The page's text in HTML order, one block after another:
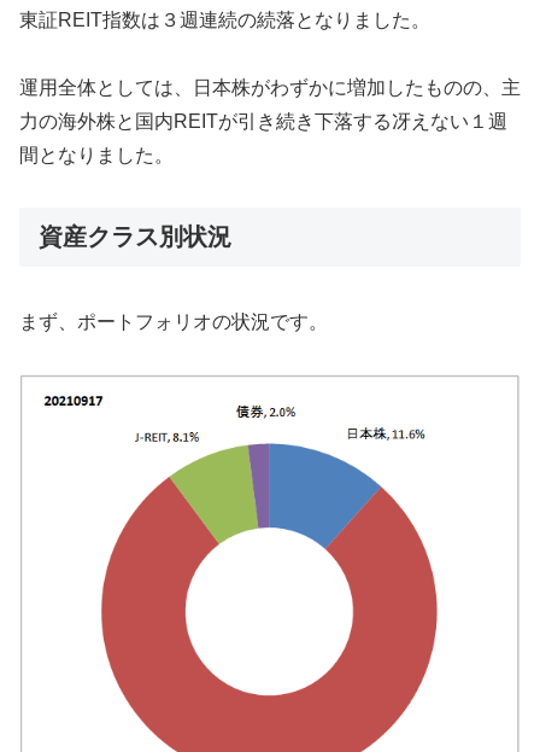
東証REIT指数は３週連続の続落となりました。
運用全体としては、日本株がわずかに増加したものの、主
力の海外株と国内REITが引き続き下落する冴えない１週
間となりました。
資産クラス別状況
まず、ポートフォリオの状況です。